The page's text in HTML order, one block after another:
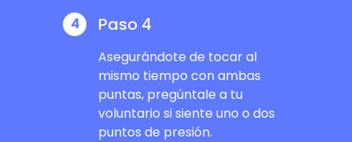
4 Paso 4
Asegurándote de tocar al
mismo tiempo con ambas
puntas, pregúntale a tu
voluntario si siente uno o dos
puntos de presión.